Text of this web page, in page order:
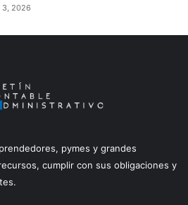
3, 2026
pymes y grandes
cumplir con sus obligaciones y